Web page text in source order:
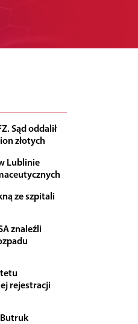
Sąd oddalił
złotych
Lublinie
ze szpitali
znaleźli
rejestracji